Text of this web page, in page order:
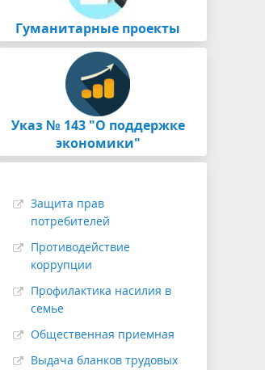
Гуманитарные проекты
Указ № 143 "О поддержке
экономики"
Защита прав
потребителей
Противодействие
коррупции
Профилактика насилия в
семье
Общественная приемная
Выдача бланков трудовых